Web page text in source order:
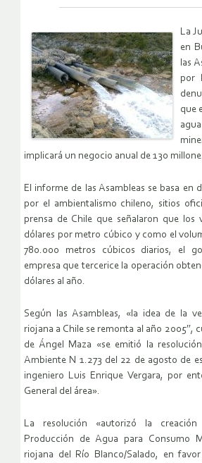
La
en
las
por
que
implicará un negocio anual de 130
El informe de las Asambleas se basa en
por el ambientalismo chileno, sitios
prensa de Chile que señalaron que los
dólares por metro cúbico y como el
780.000 metros cúbicos diarios, el
empresa que tercerice la operación
dólares al año.
Según las Asambleas, «la idea de la
riojana a Chile se remonta al año 2005″,
de Ángel Maza «se emitió la
Ambiente N 1.273 del 22 de agosto de
ingeniero Luis Enrique Vergara, por
General del área».
La resolución «autorizó la
Producción de Agua para Consumo
riojana del Río Blanco/Salado, en